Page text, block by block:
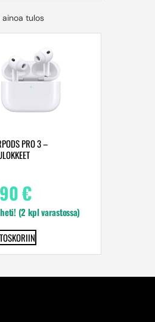
tulos
PRO 3 –
€
(2 kpl varastossa)